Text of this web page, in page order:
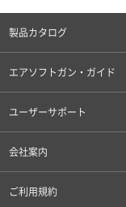
製品カタログ
エアソフトガン・ガイド
ユーザーサポート
会社案内
ご利用規約